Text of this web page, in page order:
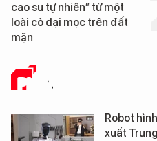
lãnh đạo ngành điện
PHÂN TÍCH
Robot
xuất